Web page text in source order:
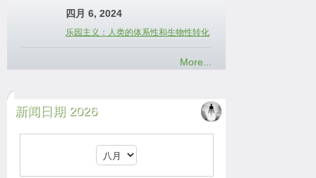
四月 6, 2024
乐园主义：人类的体系性和生物性转化
More...
新闻日期 2026